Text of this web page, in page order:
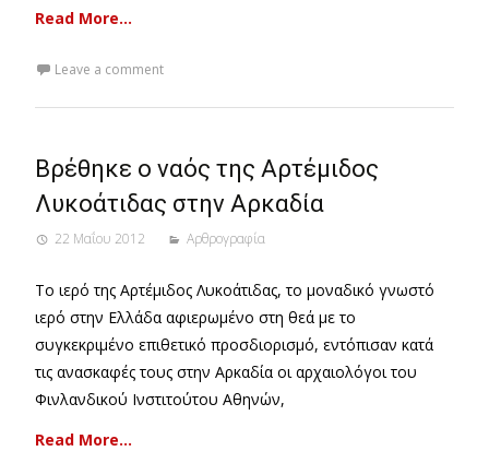
Read More…
Leave a comment
Βρέθηκε ο ναός της Αρτέμιδος
Λυκοάτιδας στην Αρκαδία
22 Μαΐου 2012 Αρθρογραφία
Το ιερό της Αρτέμιδος Λυκοάτιδας, το μοναδικό γνωστό
ιερό στην Ελλάδα αφιερωμένο στη θεά με το
συγκεκριμένο επιθετικό προσδιορισμό, εντόπισαν κατά
τις ανασκαφές τους στην Αρκαδία οι αρχαιολόγοι του
Φινλανδικού Ινστιτούτου Αθηνών,
Read More…